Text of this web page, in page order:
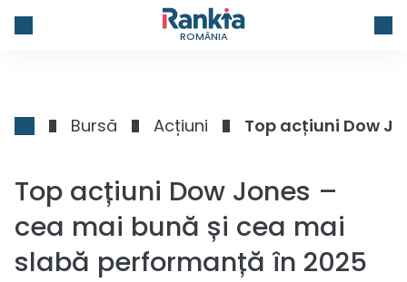
ROMÂNIA
Bursă Acțiuni
Top acțiuni Dow Jones –
cea mai bună și cea mai
slabă performanță în 2025